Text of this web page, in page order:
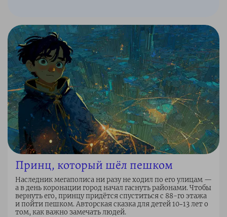
Принц, который шёл пешком
Наследник мегаполиса ни разу не ходил по его улицам —
а в день коронации город начал гаснуть районами. Чтобы
вернуть его, принцу придётся спуститься с 88-го этажа
и пойти пешком. Авторская сказка для детей 10–13 лет о
том, как важно замечать людей.